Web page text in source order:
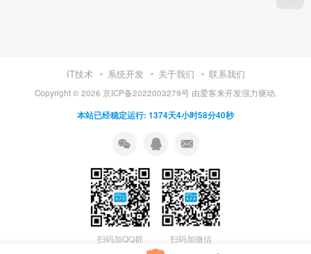
IT技术 系统开发 关于我们 联系我们
Copyright ©2026 京ICP备2022003279号由爱客来开发强力驱动.
本站已经稳定运行: 1374天4小时58分40秒
扫码加QQ群 扫码加微信